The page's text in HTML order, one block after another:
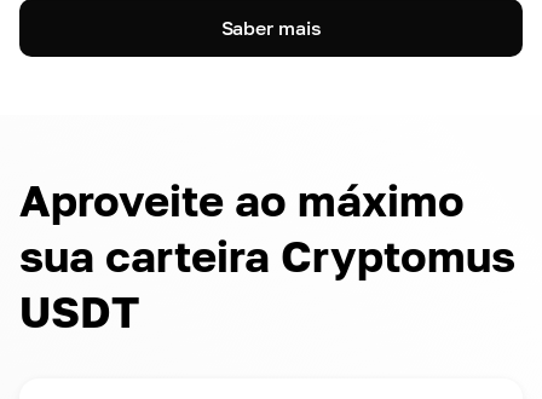
Saber mais
Aproveite ao máximo
sua carteira Cryptomus
USDT